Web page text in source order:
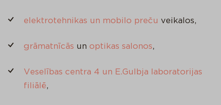
elektrotehnikas un mobilo preču veikalos,
grāmatnīcās un optikas salonos,
Veselības centra 4 un E.Gulbja laboratorijas
filiālē,